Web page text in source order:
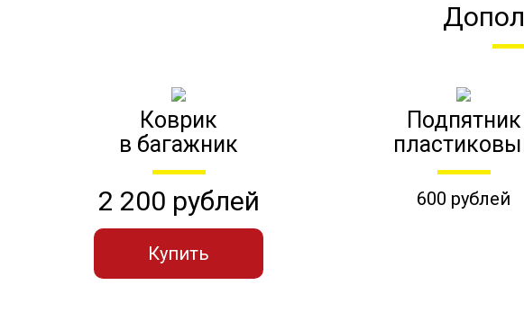
Коврик
в багажник
2 200 рублей
Купить
Подпятник
600 рублей